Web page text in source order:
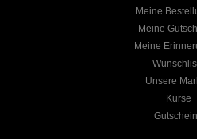
Meine
Meine
Meine
Unsere
Kurse